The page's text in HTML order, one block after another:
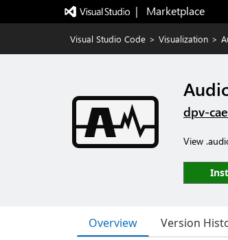
|   Marketplace
Visual Studio Code > Visualization >
dpv-
View
Overview Version